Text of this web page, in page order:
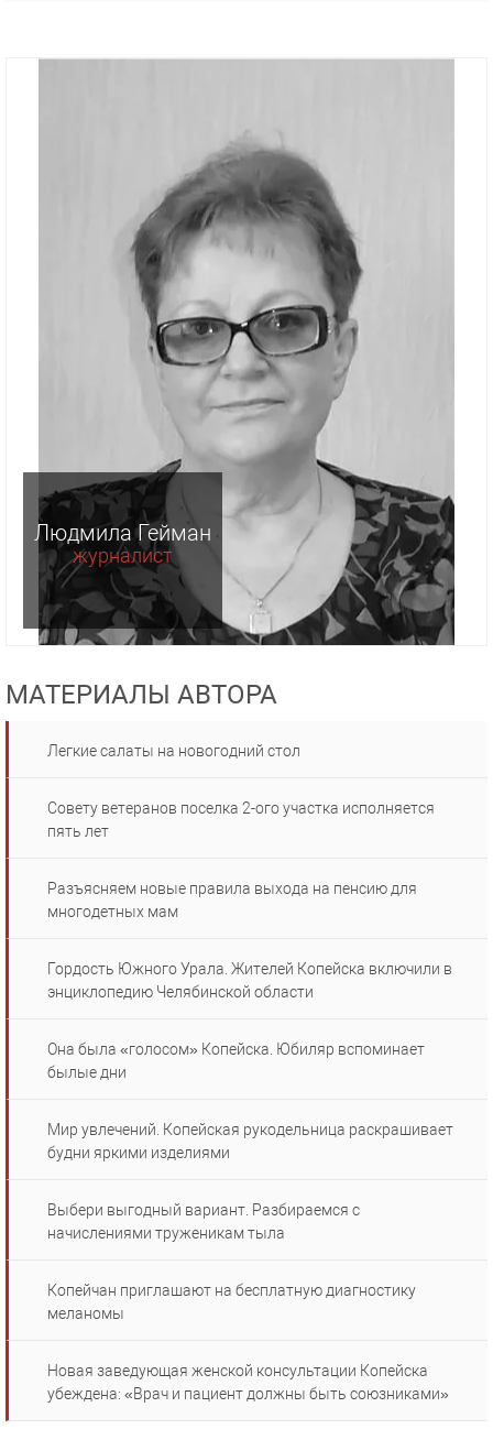
Людмила Гейман
журналист
МАТЕРИАЛЫ АВТОРА
Легкие салаты на новогодний стол
Совету ветеранов поселка 2-ого участка исполняется
пять лет
Разъясняем новые правила выхода на пенсию для
многодетных мам
Гордость Южного Урала. Жителей Копейска включили в
энциклопедию Челябинской области
Она была «голосом» Копейска. Юбиляр вспоминает
былые дни
Мир увлечений. Копейская рукодельница раскрашивает
будни яркими изделиями
Выбери выгодный вариант. Разбираемся с
начислениями труженикам тыла
Копейчан приглашают на бесплатную диагностику
меланомы
Новая заведующая женской консультации Копейска
убеждена: «Врач и пациент должны быть союзниками»